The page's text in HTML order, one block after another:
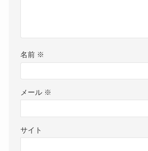
名前 ※
メール ※
サイト